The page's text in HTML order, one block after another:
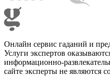
Онлайн сервис гаданий и
Услуги экспертов
информационно-
сайте эксперты не являются